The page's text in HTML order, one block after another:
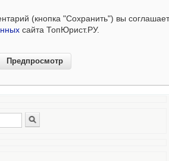
(кнопка "Сохранить") вы
сайта ТопЮрист.РУ.